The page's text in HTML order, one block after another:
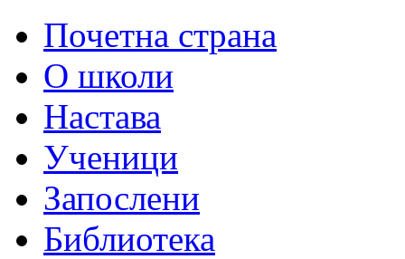
Почетна страна
О школи
Настава
Ученици
Запослени
Библиотека